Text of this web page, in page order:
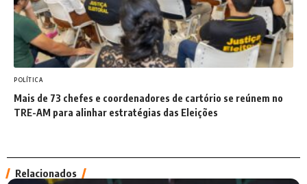
POLÍTICA
Mais de 73 chefes e coordenadores de cartório se reúnem no
TRE-AM para alinhar estratégias das Eleições
Relacionados